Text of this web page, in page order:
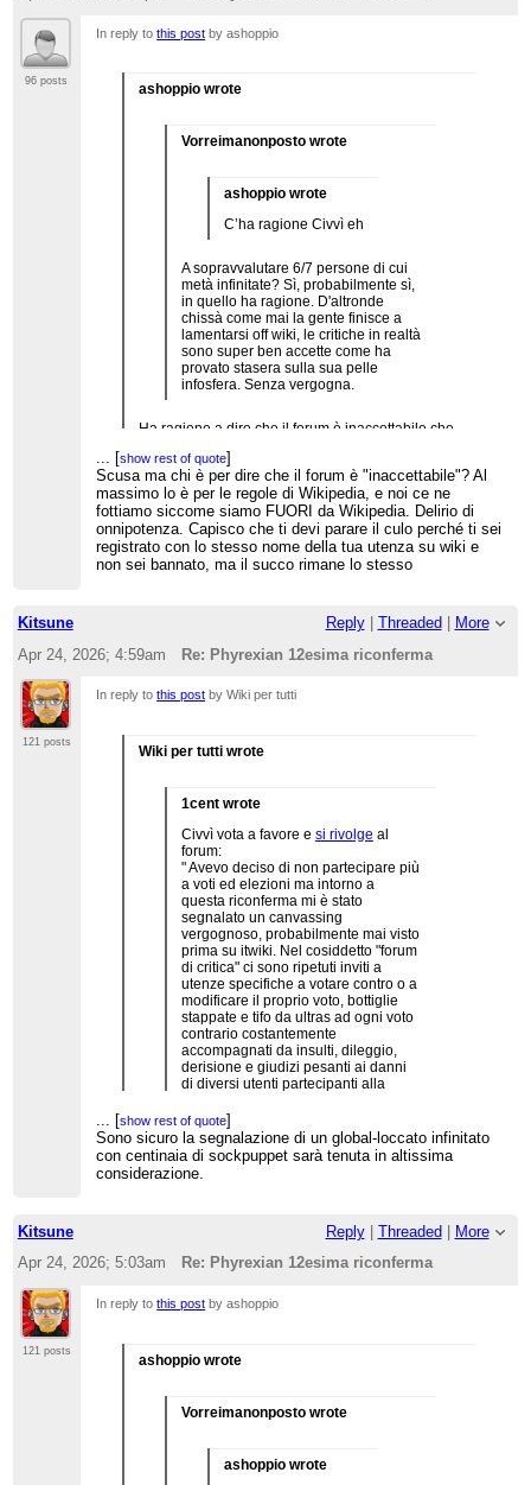
96 posts
In reply tothis post by ashoppio
ashoppio wrote
Vorreimanonposto wrote
ashoppio wrote
C’ha ragione Civvì eh
A sopravvalutare 6/7 persone di cui
metà infinitate? Sì, probabilmente sì,
in quello ha ragione. D'altronde
chissà come mai la gente finisce a
lamentarsi off wiki, le critiche in realtà
sono super ben accette come ha
provato stasera sulla sua pelle
infosfera. Senza vergogna.
Ha ragione a dire che il forum è inaccettabile che
insultano i clienti: va bene la critica ma fare il tifo
anche no, poi sono un pignolo ligure moscio io eh
ahahahah
comunque sono d’accordo sul fatto che si voti su
Phyrexian e il commento parla del forum. Che
c’entra?
... [show rest of quote]
Scusa ma chi è per dire che il forum è "inaccettabile"? Al
massimo lo è per le regole di Wikipedia, e noi ce ne
fottiamo siccome siamo FUORI da Wikipedia. Delirio di
onnipotenza. Capisco che ti devi parare il culo perché ti sei
registrato con lo stesso nome della tua utenza su wiki e
non sei bannato, ma il succo rimane lo stesso
Kitsune Reply| Threaded | More
Apr 24, 2026; 4:59am
Re: Phyrexian 12esima riconferma
121 posts
In reply tothis post by Wiki per tutti
Wiki per tutti wrote
1cent wrote
Civvì vota a favore e si rivolge al
forum:
" Avevo deciso di non partecipare più
a voti ed elezioni ma intorno a
questa riconferma mi è stato
segnalato un canvassing
vergognoso, probabilmente mai visto
prima su itwiki. Nel cosiddetto "forum
di critica" ci sono ripetuti inviti a
utenze specifiche a votare contro o a
modificare il proprio voto, bottiglie
stappate e tifo da ultras ad ogni voto
contrario costantemente
accompagnati da insulti, dileggio,
derisione e giudizi pesanti ai danni
di diversi utenti partecipanti alla
fra la critica e l'insulto gratuito viene
superata con una costanza tossica
da parte di forumisti comodamente
nascosti dietro al completo
anonimato (un privilegio negato a
...[show rest of quote
ogni limite e - mi duole dirlo - stavo pensando di
... [show rest of quote]
Sono sicuro la segnalazione di un global-loccato infinitato
con centinaia di sockpuppet sarà tenuta in altissima
considerazione.
Kitsune Reply| Threaded | More
Apr 24, 2026; 5:03am
Re: Phyrexian 12esima riconferma
121 posts
In reply tothis post by ashoppio
ashoppio wrote
Vorreimanonposto wrote
ashoppio wrote